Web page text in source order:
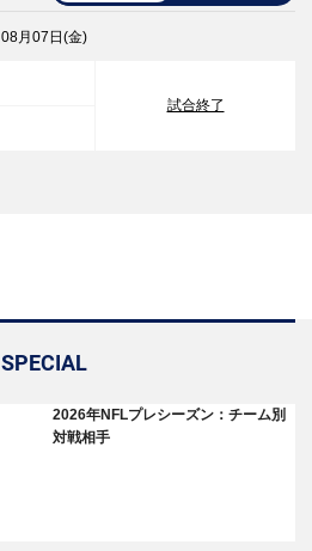
08月07日(金)
試合終了
SPECIAL
2026年NFLプレシーズン：チーム別
対戦相手